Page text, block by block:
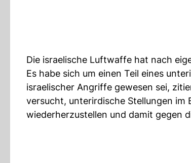
Die israelische Luftwaffe hat nach
Es habe sich um einen Teil eines
israelischer Angriffe gewesen sei,
versucht, unterirdische Stellungen
wiederherzustellen und damit gegen